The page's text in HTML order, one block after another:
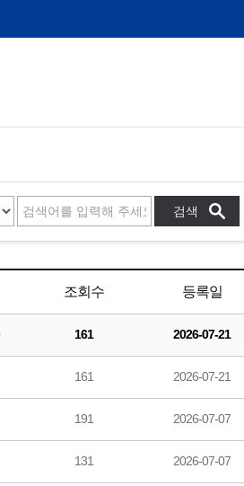
조회수 등록일
161 2026-07-21
161 2026-07-21
191 2026-07-07
131 2026-07-07